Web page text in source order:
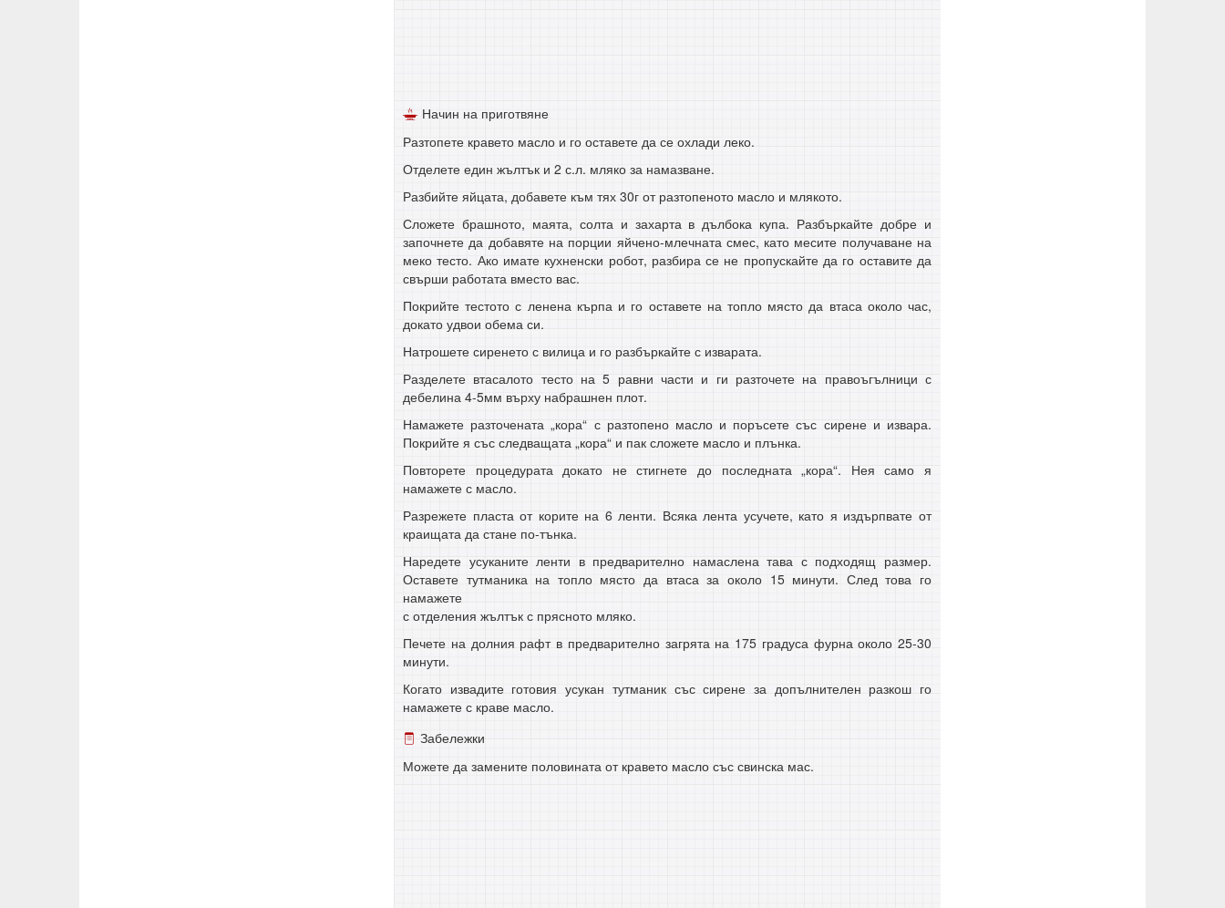
Начин на приготвяне
Разтопете кравето масло и го оставете да се охлади леко.
Отделете един жълтък и 2 с.л. мляко за намазване.
Разбийте яйцата, добавете към тях 30г от разтопеното масло и млякото.
Сложете брашното, маята, солта и захарта в дълбока купа. Разбъркайте добре и
започнете да добавяте на порции яйчено-млечната смес, като месите получаване на
меко тесто. Ако имате кухненски робот, разбира се не пропускайте да го оставите да
свърши работата вместо вас.
Покрийте тестото с ленена кърпа и го оставете на топло място да втаса около час,
докато удвои обема си.
Натрошете сиренето с вилица и го разбъркайте с изварата.
Разделете втасалото тесто на 5 равни части и ги разточете на правоъгълници с
дебелина 4-5мм върху набрашнен плот.
Намажете разточената „кора“ с разтопено масло и поръсете със сирене и извара.
Покрийте я със следващата „кора“ и пак сложете масло и плънка.
Повторете процедурата докато не стигнете до последната „кора“. Нея само я
намажете с масло.
Разрежете пласта от корите на 6 ленти. Всяка лента усучете, като я издърпвате от
краищата да стане по-тънка.
Наредете усуканите ленти в предварително намаслена тава с подходящ размер.
Оставете тутманика на топло място да втаса за около 15 минути. След това го
намажете
с отделения жълтък с прясното мляко.
Печете на долния рафт в предварително загрята на 175 градуса фурна около 25-30
минути.
Когато извадите готовия усукан тутманик със сирене за допълнителен разкош го
намажете с краве масло.
Забележки
Можете да замените половината от кравето масло със свинска мас.